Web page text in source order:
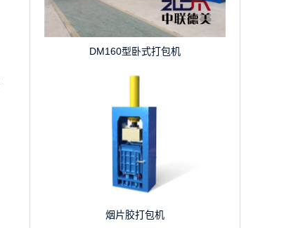
DM160型卧式打包机
烟片胶打包机